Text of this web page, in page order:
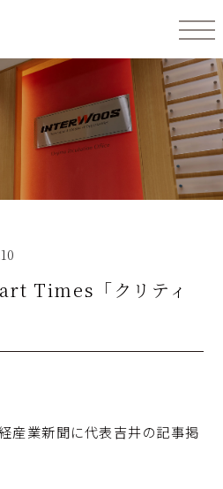
Times「クリティ
n 産業新聞に代表吉井の記事掲